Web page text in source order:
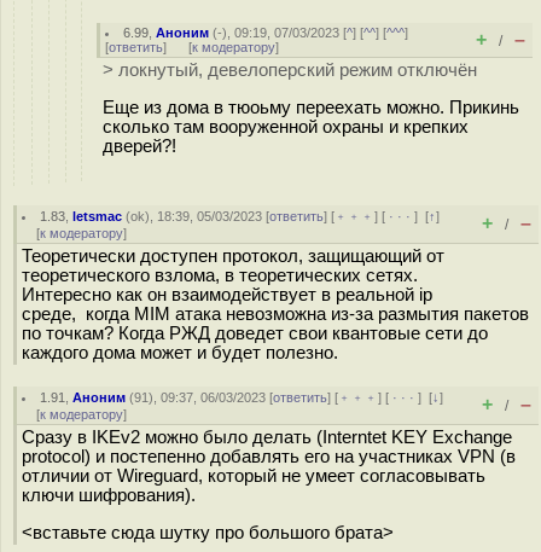
6.99 ,Аноним (-), 09:19, 07/03/2023 [^] [^^] [^^^]
[ответить] [к модератору] + / –
> локнутый, девелоперский режим отключён
Еще из дома в тюоьму переехать можно. Прикинь
сколько там вооруженной охраны и крепких
дверей?!
1.83 ,letsmac (ok), 18:39, 05/03/2023 [ответить] [ ﹢﹢﹢] [ · · ·][↑]
[к модератору] + / –
Теоретически доступен протокол, защищающий от
теоретического взлома, в теоретических сетях.
Интересно как он взаимодействует в реальной ip
среде, когда MIM атака невозможна из-за размытия пакетов
по точкам? Когда РЖД доведет свои квантовые сети до
каждого дома может и будет полезно.
1.91 ,Аноним (91), 09:37, 06/03/2023 [ответить] [ ﹢﹢﹢] [ · · ·][↓]
[к модератору] + / –
Сразу в IKEv2 можно было делать (Interntet KEY Exchange
protocol) и постепенно добавлять его на участниках VPN (в
отличии от Wireguard, который не умеет согласовывать
ключи шифрования).
<вставьте сюда шутку про большого брата>